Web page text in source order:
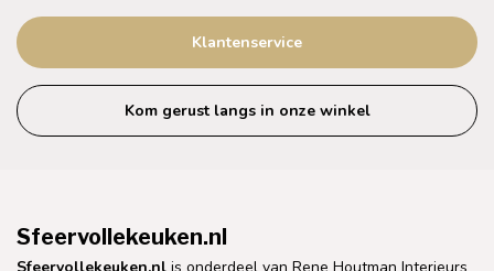
Klantenservice
Kom gerust langs in onze winkel
Sfeervollekeuken.nl